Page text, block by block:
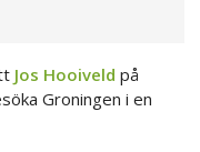
Jos Hooiveld på
Groningen i en